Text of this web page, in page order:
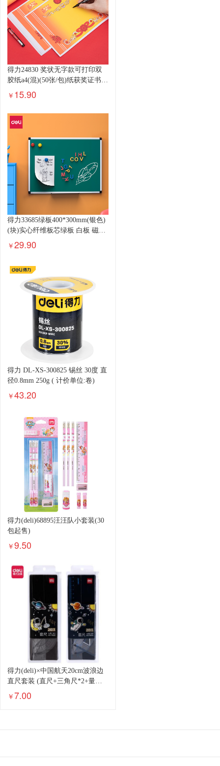
得力24830 奖状无字款可打印双
胶纸a4(混)(50张/包)纸获奖证书
中小学生表扬表彰奖状教师通
￥ 15.90
得力33685绿板400*300mm(银色)
(块)实心纤维板芯绿板 白板 磁性
办公教学会议小白板悬挂式写字
￥29.90
得力 DL-XS-300825 锡丝 30度 直
径0.8mm 250g ( 计价单位:卷)
￥43.20
得力(deli)68895汪汪队小套装(30
包起售)
￥9.50
得力(deli)×中国航天20cm波浪边
直尺套装 (直尺+三角尺*2+量角
器)考试绘图文具套装 颜色随机
￥7.00